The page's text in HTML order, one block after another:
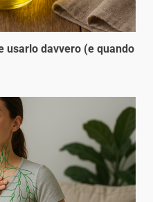
usarlo davvero (e quando